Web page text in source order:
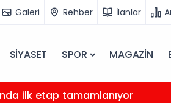
Galeri Rehber İlanlar
SİYASET SPOR MAGAZİN
ilk etap tamamlanıyor